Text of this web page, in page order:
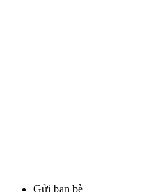
Gửi bạn bè